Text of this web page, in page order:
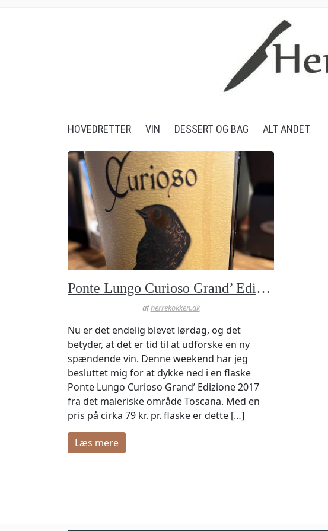
HOVEDRETTER VIN DESSERT OG BAG ALT ANDET
Ponte Lungo Curioso Grand’ Edizione 2017 – Smagen af Toscana
afherrekokken.dk
Nu er det endelig blevet lørdag, og det
betyder, at det er tid til at udforske en ny
spændende vin. Denne weekend har jeg
besluttet mig for at dykke ned i en flaske
Ponte Lungo Curioso Grand’ Edizione 2017
fra det maleriske område Toscana. Med en
pris på cirka 79 kr. pr. flaske er dette […]
læs mere